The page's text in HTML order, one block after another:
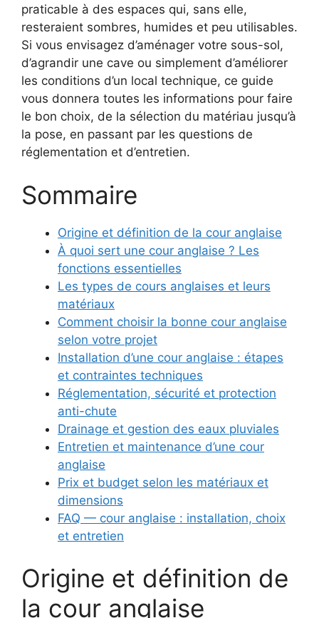
praticable à des espaces qui, sans elle,
resteraient sombres, humides et peu utilisables.
Si vous envisagez d’aménager votre sous-sol,
d’agrandir une cave ou simplement d’améliorer
les conditions d’un local technique, ce guide
vous donnera toutes les informations pour faire
le bon choix, de la sélection du matériau jusqu’à
la pose, en passant par les questions de
réglementation et d’entretien.
Sommaire
Origine et définition de la cour anglaise
À quoi sert une cour anglaise ? Les
fonctions essentielles
Les types de cours anglaises et leurs
matériaux
Comment choisir la bonne cour anglaise
selon votre projet
Installation d’une cour anglaise : étapes
et contraintes techniques
Réglementation, sécurité et protection
anti-chute
Drainage et gestion des eaux pluviales
Entretien et maintenance d’une cour
anglaise
Prix et budget selon les matériaux et
dimensions
FAQ — cour anglaise : installation, choix
et entretien
Origine et définition de
la cour anglaise